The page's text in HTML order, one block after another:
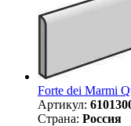
Forte dei Marmi
Артикул:
Страна: Россия